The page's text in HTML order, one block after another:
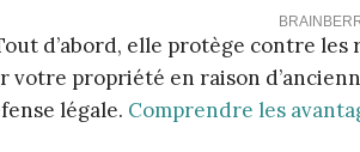
d’abord, elle protège contre les
propriété en raison
légale. Comprendre les